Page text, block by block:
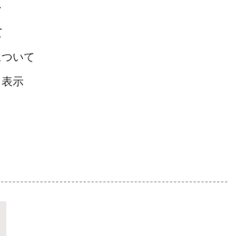
いて
示